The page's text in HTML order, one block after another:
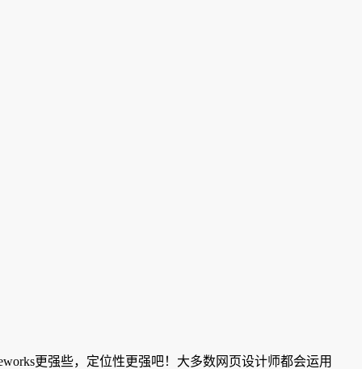
更强些，定位性更强吧！大多数网页设计师都会运用